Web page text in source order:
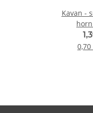
Kavan -
0,70